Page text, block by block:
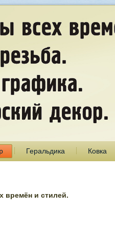
Геральдика Ковка
времён и стилей.